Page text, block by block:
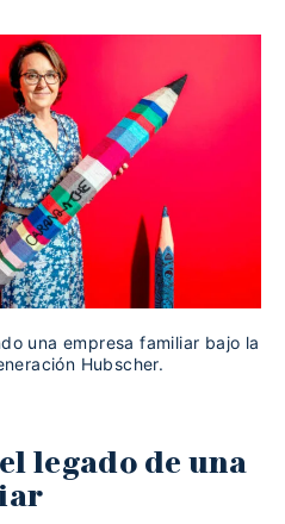
una empresa familiar bajo la
Hubscher.
legado de una